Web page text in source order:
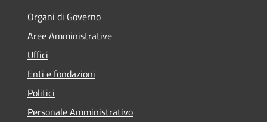
Organi di Governo
Aree Amministrative
Uffici
Enti e fondazioni
Politici
Personale Amministrativo